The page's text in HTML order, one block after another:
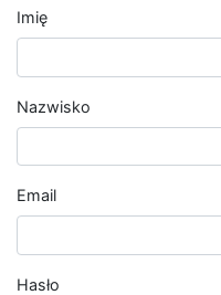
Imię
Nazwisko
Email
Hasło